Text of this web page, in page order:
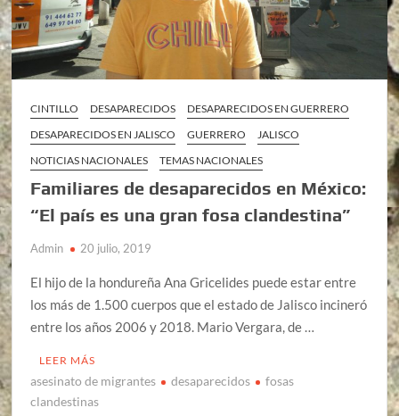
CINTILLO DESAPARECIDOS
DESAPARECIDOS EN GUERRERO
DESAPARECIDOS EN JALISCO
GUERRERO
JALISCO
NOTICIAS NACIONALES
TEMAS NACIONALES
Familiares de desaparecidos en México:
“El país es una gran fosa clandestina”
Admin 20 julio, 2019
El hijo de la hondureña Ana Gricelides puede estar entre
los más de 1.500 cuerpos que el estado de Jalisco incineró
entre los años 2006 y 2018. Mario Vergara, de …
LEER MÁS
asesinato de migrantes desaparecidos
fosas
clandestinas